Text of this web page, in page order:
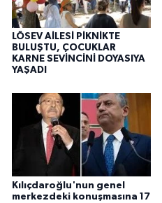
LÖSEV AİLESİ PİKNİKTE
BULUŞTU, ÇOCUKLAR
KARNE SEVİNCİNİ DOYASIYA
YAŞADI
Kılıçdaroğlu'nun genel
merkezdeki konuşmasına 17